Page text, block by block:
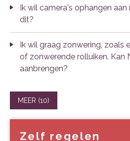
Ik wil camera's ophangen aan mijn woning, mag
dit?
of zonwerende rolluiken. Kan
aanbrengen?
MEER (10)
Zelf regelen